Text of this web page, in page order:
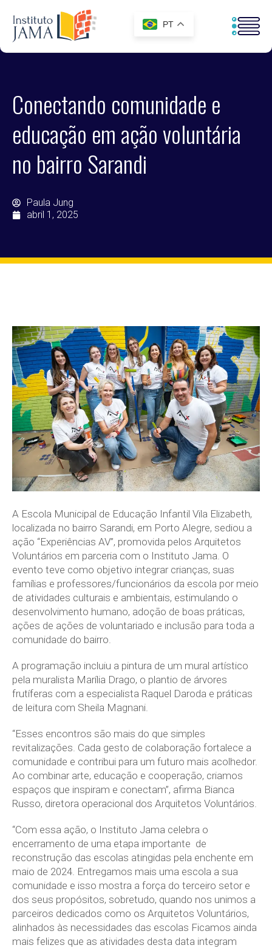
PT
Conectando comunidade e
educação em ação voluntária
no bairro Sarandi
Paula Jung
abril 1, 2025
A Escola Municipal de Educação Infantil Vila Elizabeth,
localizada no bairro Sarandi, em Porto Alegre, sediou a
ação “Experiências AV”, promovida pelos Arquitetos
Voluntários em parceria com o Instituto Jama. O
evento teve como objetivo integrar crianças, suas
famílias e professores/funcionários da escola por meio
de atividades culturais e ambientais, estimulando o
desenvolvimento humano, adoção de boas práticas,
ações de ações de voluntariado e inclusão para toda a
comunidade do bairro.
A programação incluiu a pintura de um mural artístico
pela muralista Marília Drago, o plantio de árvores
frutíferas com a especialista Raquel Daroda e práticas
de leitura com Sheila Magnani.
“Esses encontros são mais do que simples
revitalizações. Cada gesto de colaboração fortalece a
comunidade e contribui para um futuro mais acolhedor.
Ao combinar arte, educação e cooperação, criamos
espaços que inspiram e conectam”, afirma Bianca
Russo, diretora operacional dos Arquitetos Voluntários.
“Com essa ação, o Instituto Jama celebra o
encerramento de uma etapa importante de
reconstrução das escolas atingidas pela enchente em
maio de 2024. Entregamos mais uma escola a sua
comunidade e isso mostra a força do terceiro setor e
dos seus propósitos, sobretudo, quando nos unimos a
parceiros dedicados como os Arquitetos Voluntários,
alinhados às necessidades das escolas Ficamos ainda
mais felizes que as atividades desta data integram